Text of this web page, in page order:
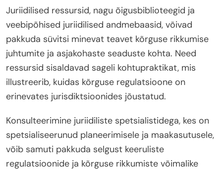
Juriidilised ressursid, nagu õigusbiblioteegid ja
veebipõhised juriidilised andmebaasid, võivad
pakkuda süvitsi minevat teavet kõrguse rikkumise
juhtumite ja asjakohaste seaduste kohta. Need
ressursid sisaldavad sageli kohtupraktikat, mis
illustreerib, kuidas kõrguse regulatsioone on
erinevates jurisdiktsioonides jõustatud.
Konsulteerimine juriidiliste spetsialistidega, kes on
spetsialiseerunud planeerimisele ja maakasutusele,
võib samuti pakkuda selgust keeruliste
regulatsioonide ja kõrguse rikkumiste võimalike